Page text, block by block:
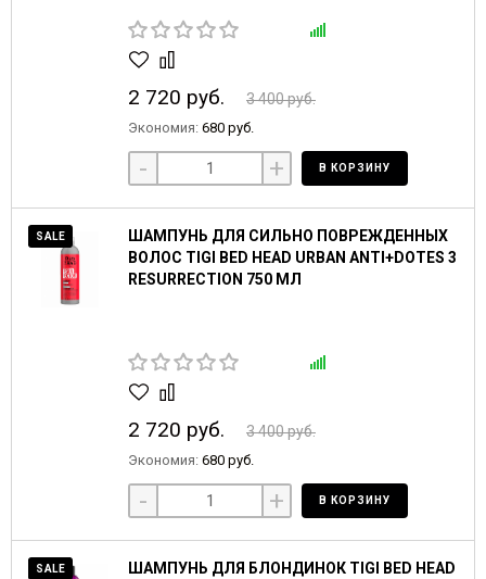
2 720 руб. 3 400 руб.
Экономия: 680 руб.
- + В КОРЗИНУ
SALE
ШАМПУНЬ ДЛЯ СИЛЬНО ПОВРЕЖДЕННЫХ
ВОЛОС TIGI BED HEAD URBAN ANTI+DOTES 3
RESURRECTION 750 МЛ
2 720 руб. 3 400 руб.
Экономия: 680 руб.
- + В КОРЗИНУ
SALE
ШАМПУНЬ ДЛЯ БЛОНДИНОК TIGI BED HEAD